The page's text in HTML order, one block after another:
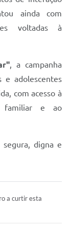
ainda com
voltadas à
, a campanha
e adolescentes
com acesso à
familiar e ao
segura, digna e
a curtir esta